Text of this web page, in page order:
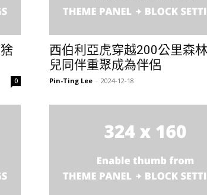
0
西伯利亞虎穿越200公里森
兒同伴重聚成為伴侶
Pin-Ting Lee - 2024-12-18